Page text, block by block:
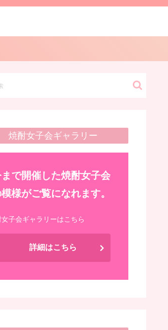
焼酎女子会ギャラリー
で開催した焼酎女子会
様がご覧になれます。
子会ギャラリーはこちら
詳細はこちら